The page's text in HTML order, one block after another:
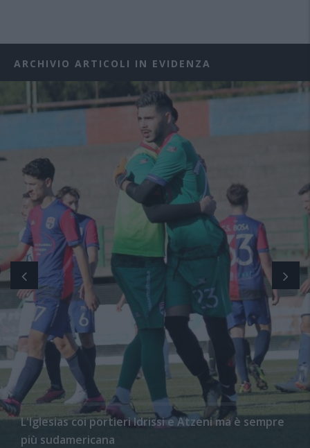
ARCHIVIO ARTICOLI IN EVIDENZA
L'Iglesias coi portieri Idrissi e Atzeni ma è sempre
più sudamericana